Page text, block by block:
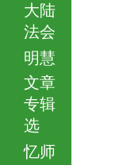
大陆
法会
明慧
文章
专辑
选
忆师